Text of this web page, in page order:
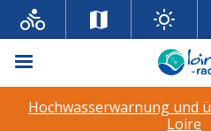
Menü
Hochwasserwarnung und
Loire